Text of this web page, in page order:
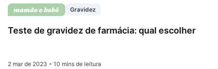
Gravidez
Teste de gravidez de farmácia: qual escolher
2 mar de 2023 • 10 mins de leitura